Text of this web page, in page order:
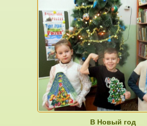
В Новый год